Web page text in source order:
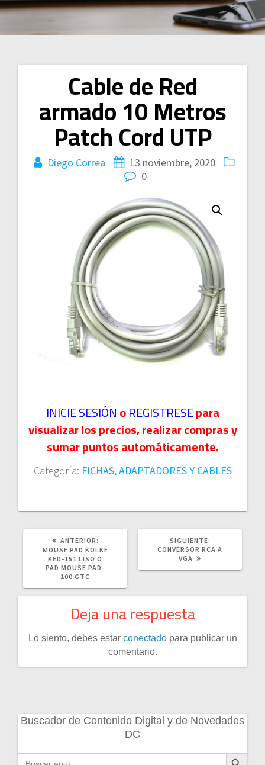
Cable de Red
armado 10 Metros
Patch Cord UTP
Diego Correa
13 noviembre, 2020
0
INICIE SESIÓNoREGISTRESEpara
visualizar los precios, realizar compras y
sumar puntos automáticamente.
Categoría: FICHAS, ADAPTADORES Y CABLES
Navegación
de
entradas
ANTERIOR:
ANTERIOR:
MOUSE PAD KOLKE
KED-151 LISO O
PAD MOUSE PAD-
100 GTC
SIGUIENTE:
POST:
CONVERSOR RCA A
VGA
Deja una respuesta
Lo siento, debes estar conectadopara publicar un
comentario.
Buscador de Contenido Digital y de Novedades
DC
Buscar: Botón de búsqueda